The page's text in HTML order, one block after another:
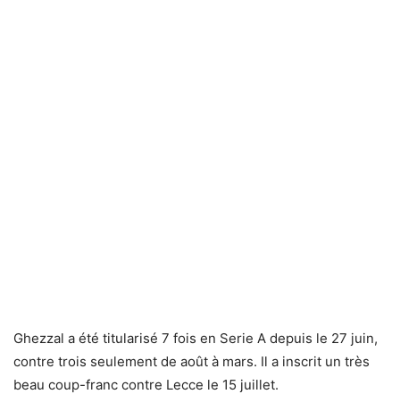
Ghezzal a été titularisé 7 fois en Serie A depuis le 27 juin,
contre trois seulement de août à mars. Il a inscrit un très
beau coup-franc contre Lecce le 15 juillet.